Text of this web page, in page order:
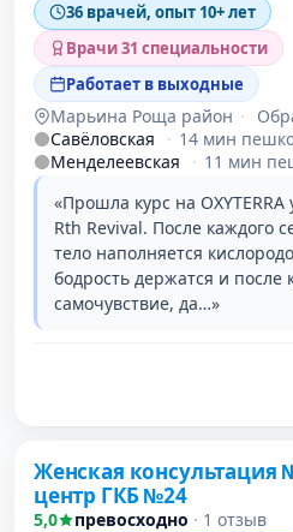
36 врачей, опыт 10+ лет
Врачи 31 специальности
Работает в выходные
Марьина Роща район ·
Савёловская
· 14 мин
Менделеевская
· 11 мин
«Прошла курс на
Rth Revival. После каждого
тело наполняется
бодрость держатся и после
самочувствие, да…»
Женская консультация
центр ГКБ №24
5,0 превосходно · 1 отзыв